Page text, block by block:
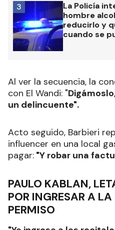
La Policía
hombre
reducirlo y
cuando se
3
Al ver la secuencia, la
con El Wandi: "
un delincuente".
Acto seguido, Barbieri
influencer en una local
pagar: "Y robar una
PAULO KABLAN,
POR INGRESAR A
PERMISO